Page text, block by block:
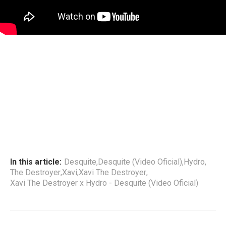
In this article: Desquite,Desquite (Video Oficial),Hydro,
The Destroyer,Xavi,Xavi The Destroyer,
Xavi The Destroyer x Hydro - Desquite (Video Oficial)